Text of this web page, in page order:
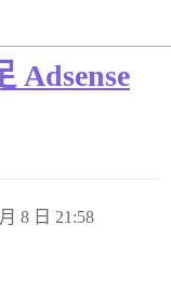
Adsense
8 日 21:58